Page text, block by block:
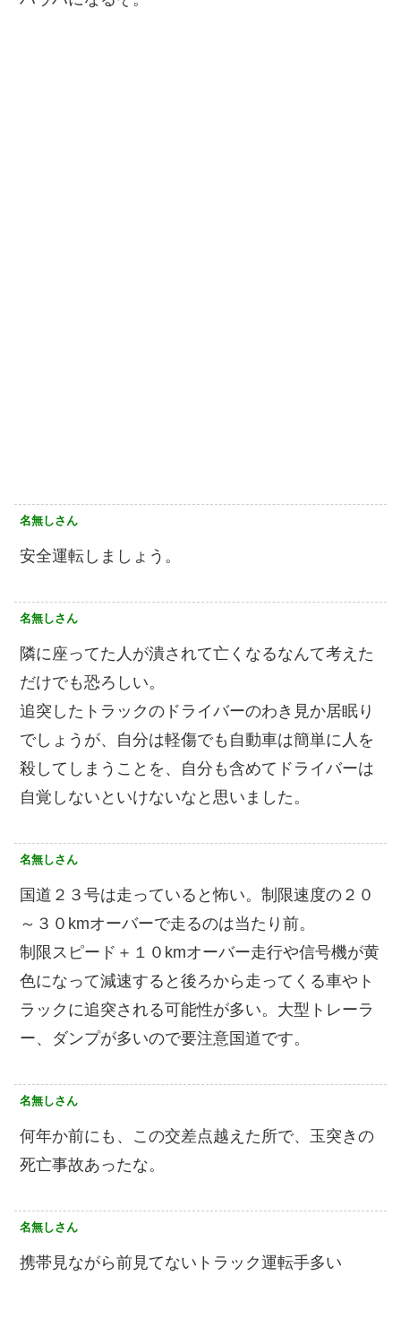
名無しさん
安全運転しましょう。
名無しさん
隣に座ってた人が潰されて亡くなるなんて考えた
だけでも恐ろしい。
追突したトラックのドライバーのわき見か居眠り
でしょうが、自分は軽傷でも自動車は簡単に人を
殺してしまうことを、自分も含めてドライバーは
自覚しないといけないなと思いました。
名無しさん
国道２３号は走っていると怖い。制限速度の２０
～３０kmオーバーで走るのは当たり前。
制限スピード＋１０kmオーバー走行や信号機が黄
色になって減速すると後ろから走ってくる車やト
ラックに追突される可能性が多い。大型トレーラ
ー、ダンプが多いので要注意国道です。
名無しさん
何年か前にも、この交差点越えた所で、玉突きの
死亡事故あったな。
名無しさん
携帯見ながら前見てないトラック運転手多い